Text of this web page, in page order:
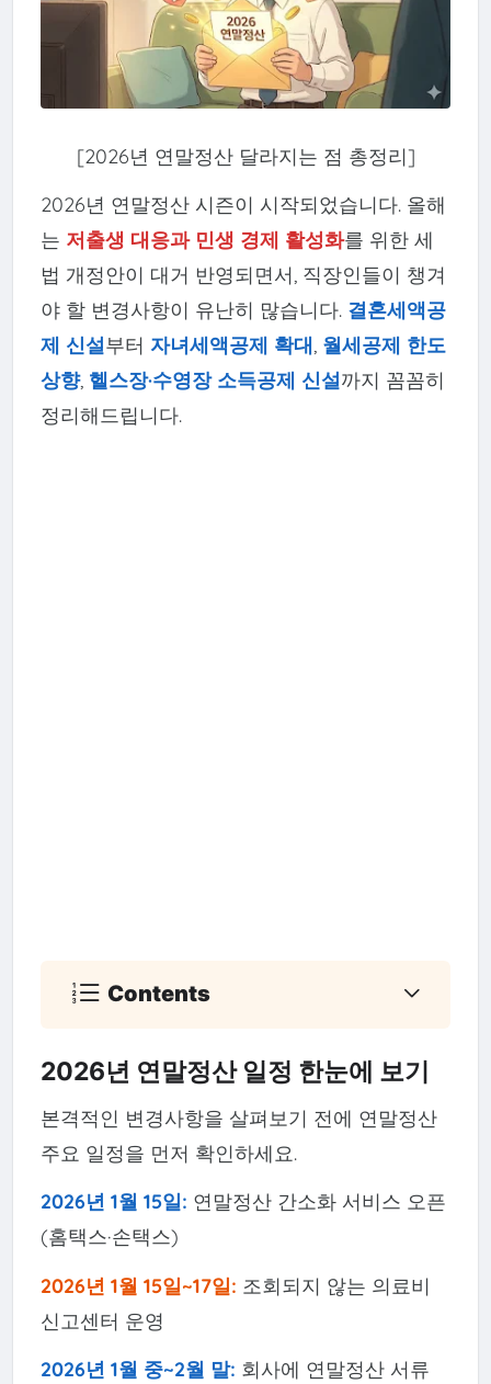
[2026년 연말정산 달라지는 점 총정리]
2026년 연말정산 시즌이 시작되었습니다. 올해
는 저출생 대응과 민생 경제 활성화를 위한 세
법 개정안이 대거 반영되면서, 직장인들이 챙겨
야 할 변경사항이 유난히 많습니다. 결혼세액공
제 신설부터 자녀세액공제 확대, 월세공제 한도
상향, 헬스장·수영장 소득공제 신설까지 꼼꼼히
정리해드립니다.
Contents
2026년 연말정산 일정 한눈에 보기
본격적인 변경사항을 살펴보기 전에 연말정산
주요 일정을 먼저 확인하세요.
2026년 1월 15일: 연말정산 간소화 서비스 오픈
(홈택스·손택스)
2026년 1월 15일~17일: 조회되지 않는 의료비
신고센터 운영
2026년 1월 중~2월 말: 회사에 연말정산 서류